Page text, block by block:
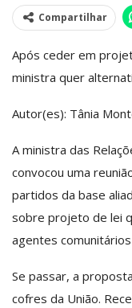
Compartilhar
Após ceder em
ministra quer
Autor(es): Tânia
A ministra das
convocou uma
partidos da base
sobre projeto de lei
agentes
Se passar, a
cofres da União.